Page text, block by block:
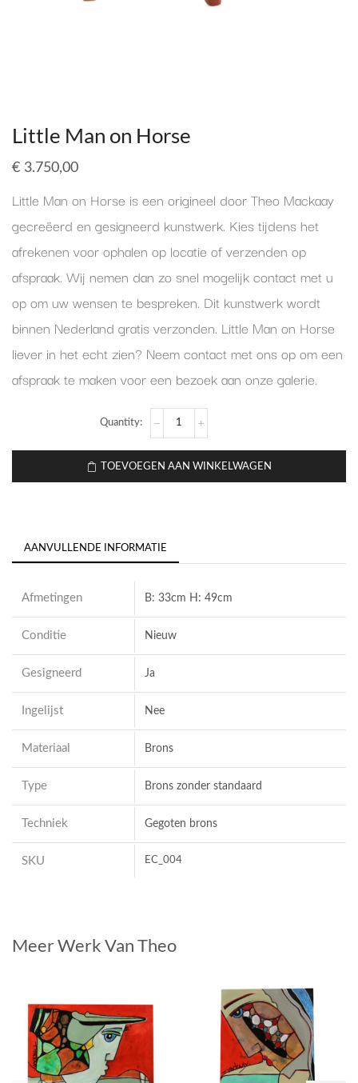
Little Man on Horse
€ 3.750,00
Little Man on Horse is een origineel door Theo Mackaay
gecreëerd en gesigneerd kunstwerk. Kies tijdens het
afrekenen voor ophalen op locatie of verzenden op
afspraak. Wij nemen dan zo snel mogelijk contact met u
op om uw wensen te bespreken. Dit kunstwerk wordt
binnen Nederland gratis verzonden. Little Man on Horse
liever in het echt zien? Neem contact met ons op om een
afspraak te maken voor een bezoek aan onze galerie.
TOEVOEGEN AAN WINKELWAGEN
AANVULLENDE INFORMATIE
Afmetingen B: 33cm H: 49cm
Conditie Nieuw
Gesigneerd Ja
Ingelijst Nee
Materiaal Brons
Type Brons zonder standaard
Techniek Gegoten brons
SKU EC_004
Meer Werk Van Theo